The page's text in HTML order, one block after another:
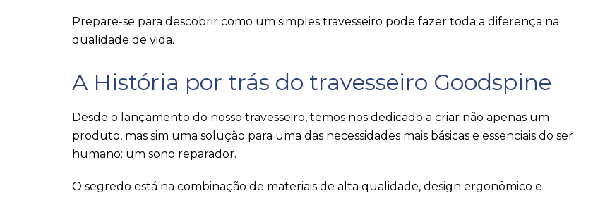
Prepare-se para descobrir como um simples travesseiro pode fazer toda a diferença na
qualidade de vida.
A História por trás do travesseiro Goodspine
Desde o lançamento do nosso travesseiro, temos nos dedicado a criar não apenas um
produto, mas sim uma solução para uma das necessidades mais básicas e essenciais do ser
humano: um sono reparador.
O segredo está na combinação de materiais de alta qualidade, design ergonômico e